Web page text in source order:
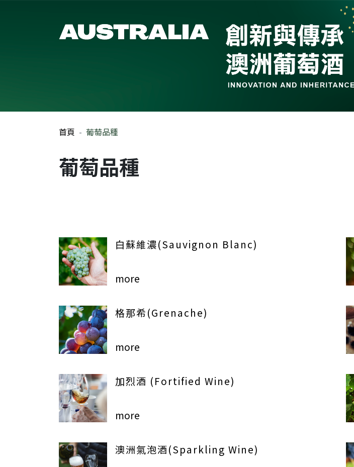
首頁 葡萄品種
葡萄品種
白蘇維濃(Sauvignon Blanc)
more
格那希(Grenache)
more
加烈酒 (Fortified Wine)
more
澳洲氣泡酒(Sparkling Wine)